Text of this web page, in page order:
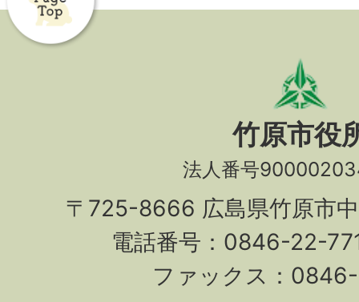
竹原市役
法人番号
〒725-8666 広島県竹原市
電話番号：0846-22-
ファックス：